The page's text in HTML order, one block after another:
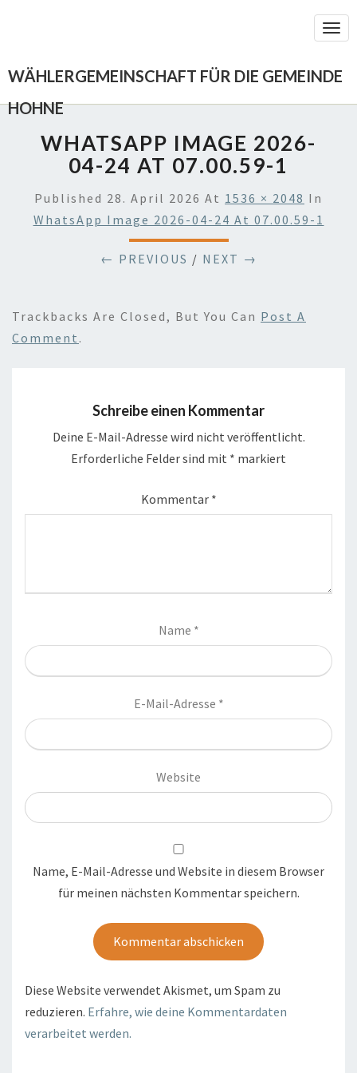
WÄHLERGEMEINSCHAFT FÜR DIE GEMEINDE
HOHNE
WHATSAPP IMAGE 2026-
04-24 AT 07.00.59-1
Published 28. April 2026 At 1536 × 2048 In
WhatsApp Image 2026-04-24 At 07.00.59-1
← PREVIOUS / NEXT →
Trackbacks Are Closed, But You Can Post A
Comment .
Schreibe einen Kommentar
Deine E-Mail-Adresse wird nicht veröffentlicht.
Erforderliche Felder sind mit * markiert
Kommentar *
Name *
E-Mail-Adresse *
Website
Name, E-Mail-Adresse und Website in diesem Browser
für meinen nächsten Kommentar speichern.
Diese Website verwendet Akismet, um Spam zu
reduzieren. Erfahre, wie deine Kommentardaten
verarbeitet werden.